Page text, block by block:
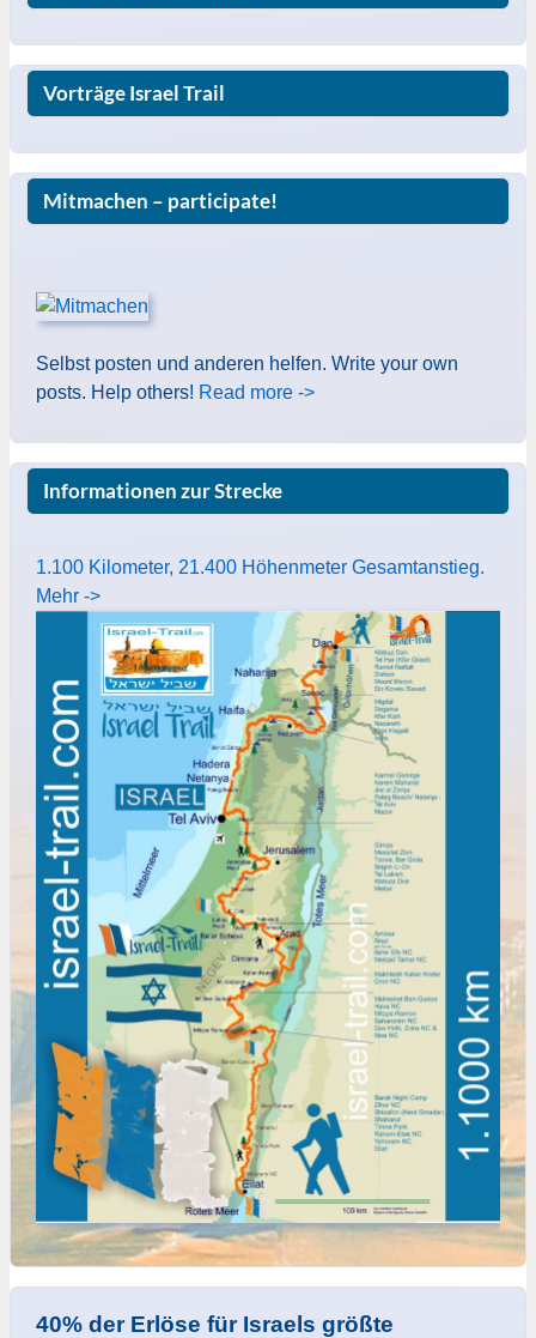
Vorträge Israel Trail
Mitmachen – participate!
Selbst posten und anderen helfen. Write your own
posts. Help others! Read more ->
Informationen zur Strecke
1.100 Kilometer, 21.400 Höhenmeter Gesamtanstieg.
Mehr ->
40% der Erlöse für Israels größte